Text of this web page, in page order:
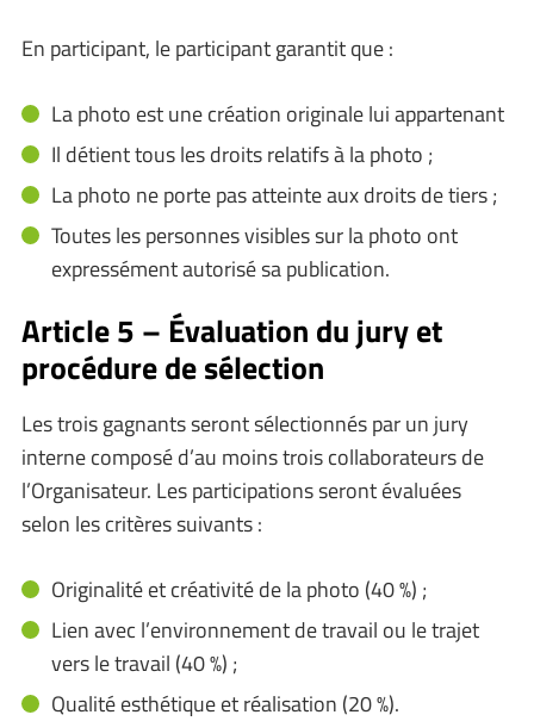
En participant, le participant garantit que :
La photo est une création originale lui appartenant
Il détient tous les droits relatifs à la photo ;
La photo ne porte pas atteinte aux droits de tiers ;
Toutes les personnes visibles sur la photo ont
expressément autorisé sa publication.
Article 5 – Évaluation du jury et
procédure de sélection
Les trois gagnants seront sélectionnés par un jury
interne composé d’au moins trois collaborateurs de
l’Organisateur. Les participations seront évaluées
selon les critères suivants :
Originalité et créativité de la photo (40 %) ;
Lien avec l’environnement de travail ou le trajet
vers le travail (40 %) ;
Qualité esthétique et réalisation (20 %).